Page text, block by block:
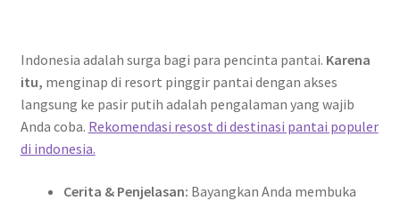
Indonesia adalah surga bagi para pencinta pantai. Karena
itu, menginap di resort pinggir pantai dengan akses
langsung ke pasir putih adalah pengalaman yang wajib
Anda coba. Rekomendasi resost di destinasi pantai populer
di indonesia.
Cerita & Penjelasan: Bayangkan Anda membuka